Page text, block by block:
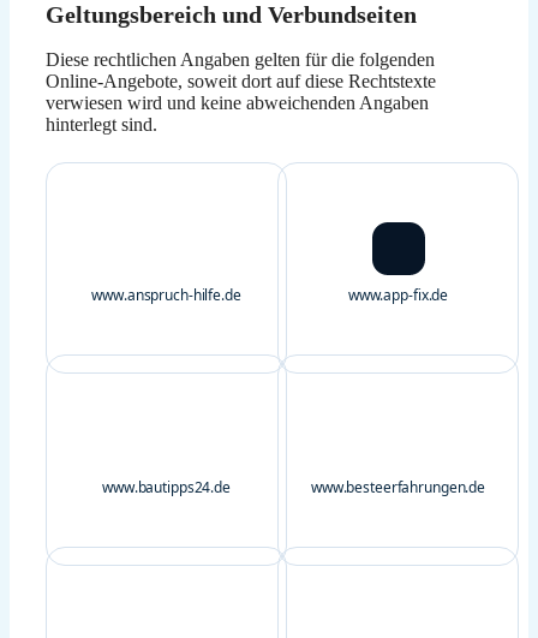
Geltungsbereich und Verbundseiten
Diese rechtlichen Angaben gelten für die folgenden
Online-Angebote, soweit dort auf diese Rechtstexte
verwiesen wird und keine abweichenden Angaben
hinterlegt sind.
www.anspruch-hilfe.de www.app-fix.de
www.bautipps24.de www.besteerfahrungen.de